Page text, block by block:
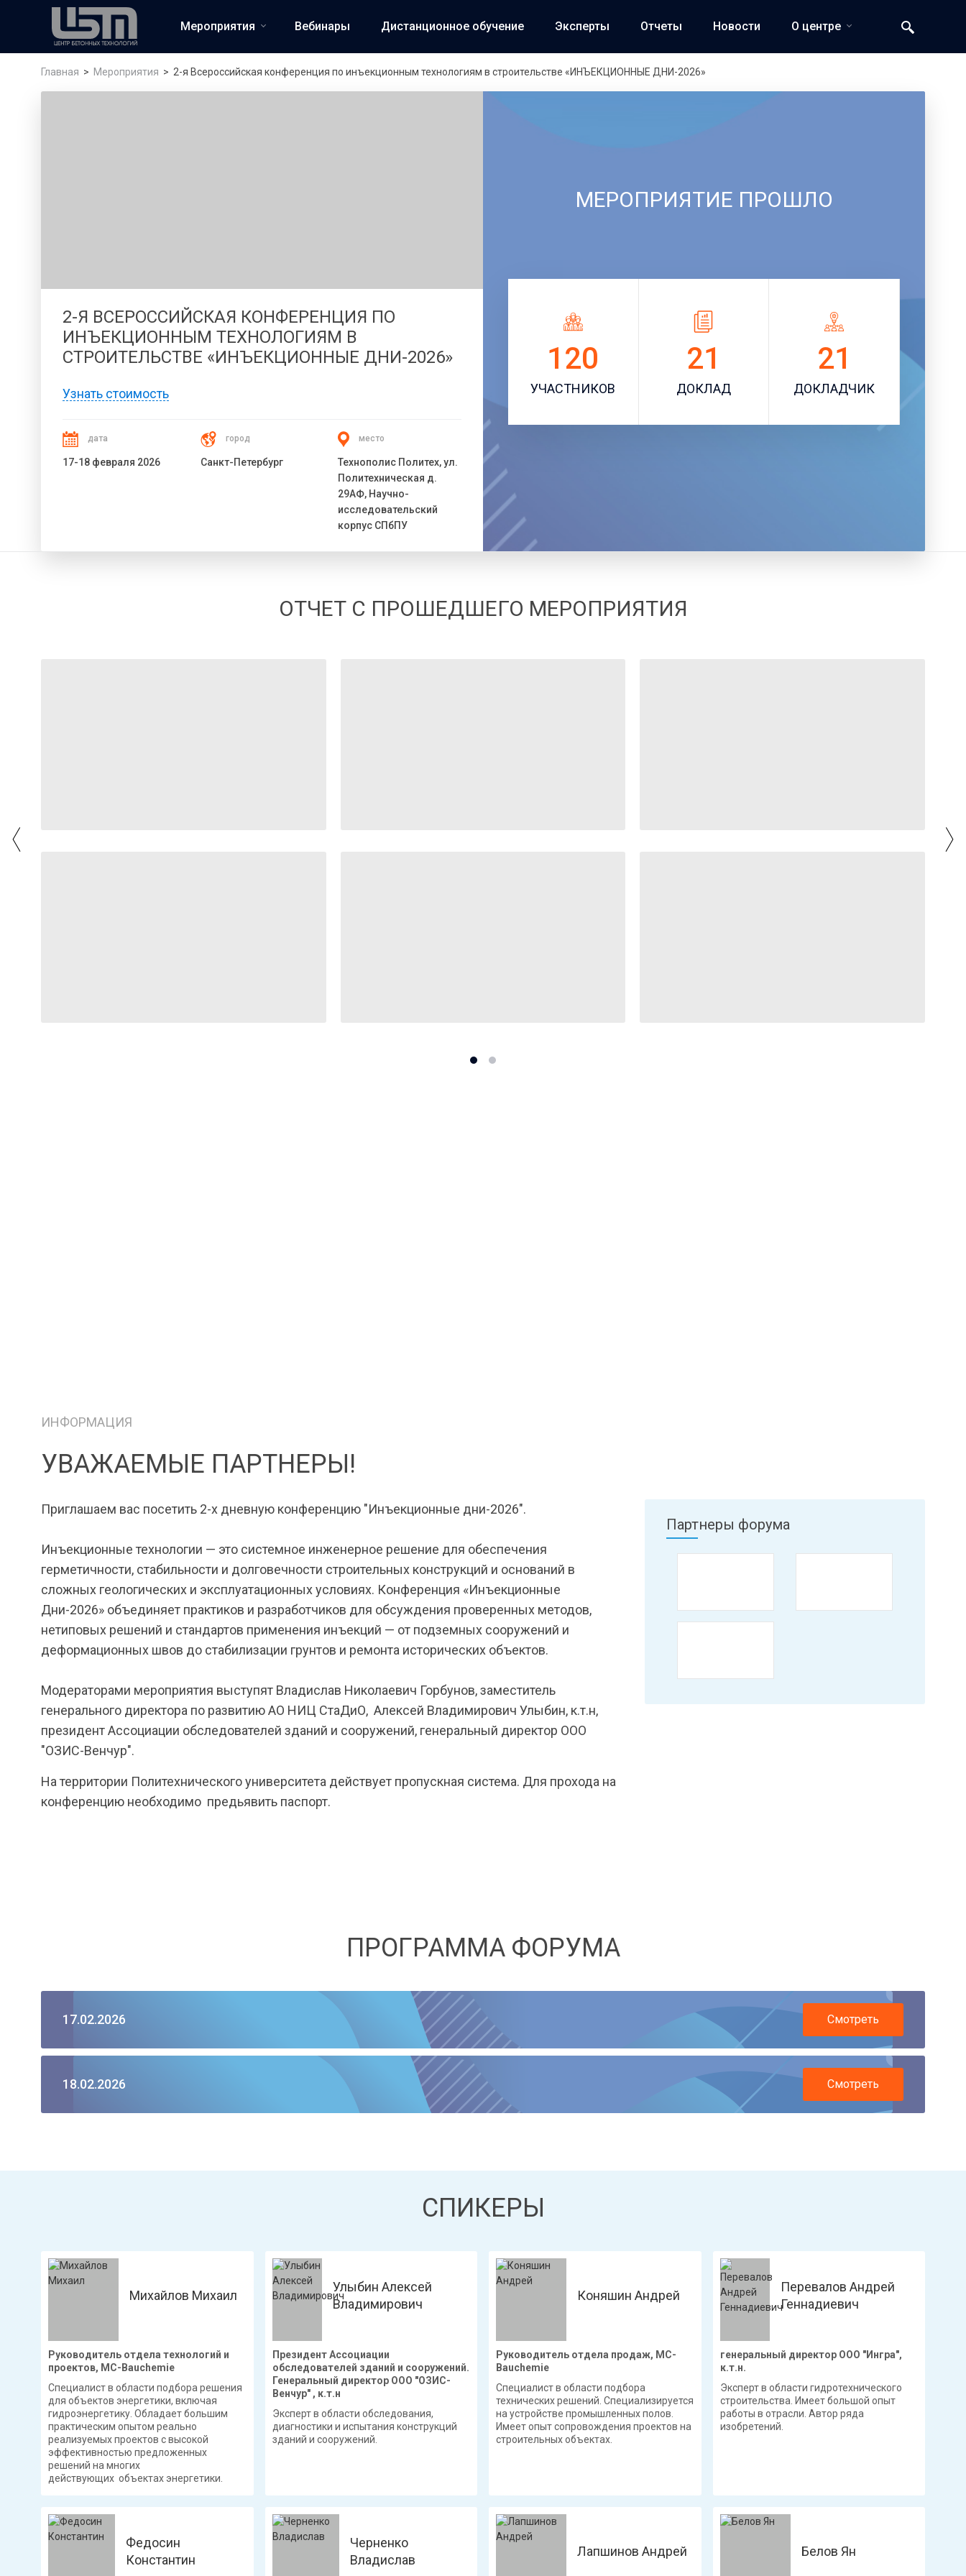
Мероприятия Вебинары Дистанционное обучение Эксперты Отчеты Новости О центре
Главная Мероприятия 2-я Всероссийская конференция по инъекционным технологиям в строительстве «ИНЪЕКЦИОННЫЕ ДНИ-2026»
2-Я ВСЕРОССИЙСКАЯ КОНФЕРЕНЦИЯ ПО
ИНЪЕКЦИОННЫМ ТЕХНОЛОГИЯМ В
СТРОИТЕЛЬСТВЕ «ИНЪЕКЦИОННЫЕ ДНИ-2026»
Узнать стоимость
дата
17-18 февраля 2026
город
Санкт-Петербург
место
Технополис Политех, ул.
Политехническая д.
29АФ, Научно-
исследовательский
корпус СПбПУ
МЕРОПРИЯТИЕ ПРОШЛО
120
УЧАСТНИКОВ
21
ДОКЛАД
21
ДОКЛАДЧИК
ОТЧЕТ С ПРОШЕДШЕГО МЕРОПРИЯТИЯ
ИНФОРМАЦИЯ
УВАЖАЕМЫЕ ПАРТНЕРЫ!
Приглашаем вас посетить 2-х дневную конференцию "Инъекционные дни-2026".
Инъекционные технологии — это системное инженерное решение для обеспечения
герметичности, стабильности и долговечности строительных конструкций и оснований в
сложных геологических и эксплуатационных условиях. Конференция «Инъекционные
Дни-2026» объединяет практиков и разработчиков для обсуждения проверенных методов,
нетиповых решений и стандартов применения инъекций — от подземных сооружений и
деформационных швов до стабилизации грунтов и ремонта исторических объектов.
Модераторами мероприятия выступят Владислав Николаевич Горбунов, заместитель
генерального директора по развитию АО НИЦ СтаДиО, Алексей Владимирович Улыбин, к.т.н,
президент Ассоциации обследователей зданий и сооружений, генеральный директор ООО
"ОЗИС-Венчур".
На территории Политехнического университета действует пропускная система. Для прохода на
конференцию необходимо предьявить паспорт.
Партнеры форума
ПРОГРАММА ФОРУМА
17.02.2026 Смотреть
18.02.2026 Смотреть
СПИКЕРЫ
Михайлов Михаил
Руководитель отдела технологий и
проектов, MC-Bauchemie
Специалист в области подбора решения
для объектов энергетики, включая
гидроэнергетику. Обладает большим
практическим опытом реально
реализуемых проектов с высокой
эффективностью предложенных
решений на многих
действующих объектах энергетики.
Улыбин Алексей
Владимирович
Президент Ассоциации
обследователей зданий и сооружений.
Генеральный директор ООО "ОЗИС-
Венчур" , к.т.н
Эксперт в области обследования,
диагностики и испытания конструкций
зданий и сооружений.
Коняшин Андрей
Руководитель отдела продаж, МС-
Bauchemie
Специалист в области подбора
технических решений. Специализируется
на устройстве промышленных полов.
Имеет опыт сопровождения проектов на
строительных объектах.
Перевалов Андрей
Геннадиевич
генеральный директор ООО "Ингра",
к.т.н.
Эксперт в области гидротехнического
строительства. Имеет большой опыт
работы в отрасли. Автор ряда
изобретений.
Федосин
Константин
Черненко
Владислав
Лапшинов Андрей Белов Ян